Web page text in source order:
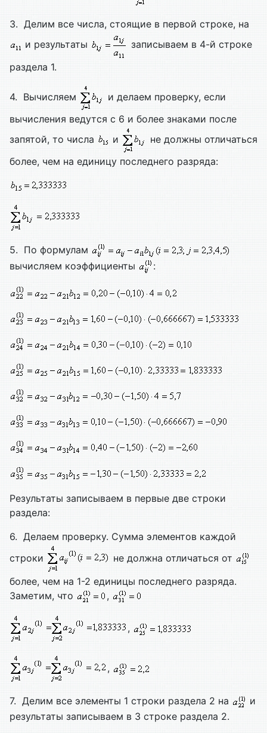
3. Делим все числа, стоящие в первой строке, на
и результаты
записываем в 4-й строке
раздела 1.
4. Вычисляем
и делаем проверку, если
вычисления ведутся с 6 и более знаками после
запятой, то числа
и
не должны отличаться
более, чем на единицу последнего разряда:
5. По формулам
вычисляем коэффициенты
:
Результаты записываем в первые две строки
раздела:
6. Делаем проверку. Сумма элементов каждой
строки
не должна отличаться от
более, чем на 1-2 единицы последнего разряда.
Заметим, что
,
,
,
7. Делим все элементы 1 строки раздела 2 на
и
результаты записываем в 3 строке раздела 2.